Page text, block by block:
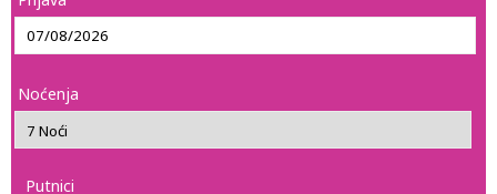
Noćenja
Putnici